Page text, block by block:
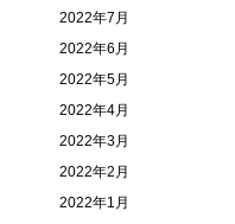
2022年7月
2022年6月
2022年5月
2022年4月
2022年3月
2022年2月
2022年1月